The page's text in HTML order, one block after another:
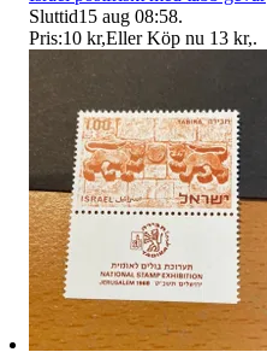
Sluttid15 aug 08:58.
Pris:10 kr,Eller Köp nu 13 kr,.